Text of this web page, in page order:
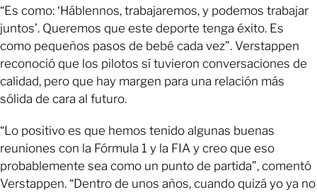
“Es como: ‘Háblennos, trabajaremos, y podemos trabajar
juntos’. Queremos que este deporte tenga éxito. Es
como pequeños pasos de bebé cada vez”. Verstappen
reconoció que los pilotos sí tuvieron conversaciones de
calidad, pero que hay margen para una relación más
sólida de cara al futuro.
“Lo positivo es que hemos tenido algunas buenas
reuniones con la Fórmula 1 y la FIA y creo que eso
probablemente sea como un punto de partida”, comentó
Verstappen. “Dentro de unos años, cuando quizá yo ya no